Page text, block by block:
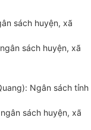
sách huyện, xã
sách huyện, xã
Ngân sách tỉnh
sách huyện, xã